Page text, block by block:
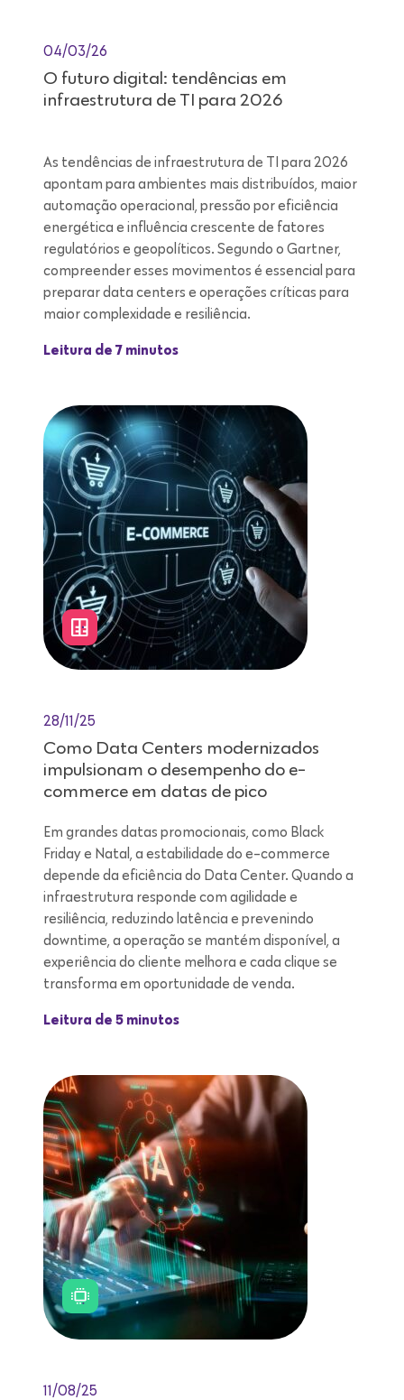
04/03/26
O futuro digital: tendências em
infraestrutura de TI para 2026
As tendências de infraestrutura de TI para 2026
apontam para ambientes mais distribuídos, maior
automação operacional, pressão por eficiência
energética e influência crescente de fatores
regulatórios e geopolíticos. Segundo o Gartner,
compreender esses movimentos é essencial para
preparar data centers e operações críticas para
maior complexidade e resiliência.
Leitura de 7 minutos
28/11/25
Como Data Centers modernizados
impulsionam o desempenho do e-
commerce em datas de pico
Em grandes datas promocionais, como Black
Friday e Natal, a estabilidade do e-commerce
depende da eficiência do Data Center. Quando a
infraestrutura responde com agilidade e
resiliência, reduzindo latência e prevenindo
downtime, a operação se mantém disponível, a
experiência do cliente melhora e cada clique se
transforma em oportunidade de venda.
Leitura de 5 minutos
11/08/25